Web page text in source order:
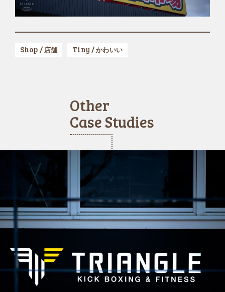
Shop / 店舗 Tiny / かわいい
Other
Case Studies